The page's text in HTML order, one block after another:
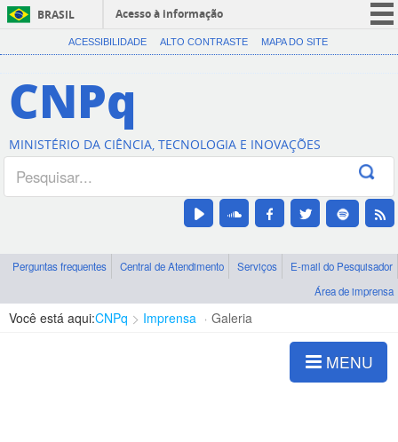
BRASIL
Acesso à informação
CORONAVÍRUS (COVID-19)
Canais
ACESSIBILIDADE ALTO CONTRASTE MAPA DO SITE
CNPq
MINISTÉRIO DA CIÊNCIA, TECNOLOGIA E INOVAÇÕES
Perguntas frequentes Central de Atendimento Serviços
E-mail do Pesquisador
Área de imprensa
Você está aqui:CNPq Imprensa Galeria
MENU